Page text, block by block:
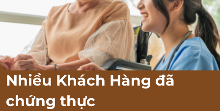
Nhiều Khách Hàng đã
chứng thực